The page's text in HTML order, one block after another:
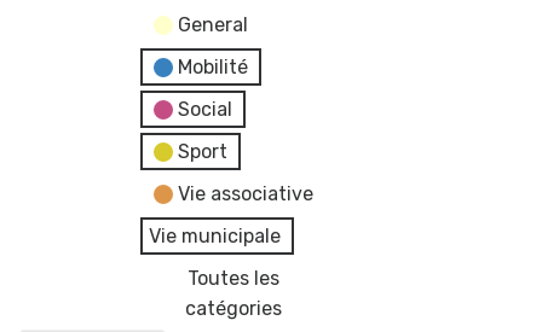
General
Mobilité
Social
Sport
Vie associative
Vie municipale
Toutes les
catégories